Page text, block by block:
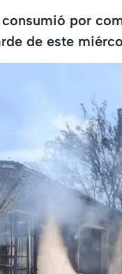
por
de este